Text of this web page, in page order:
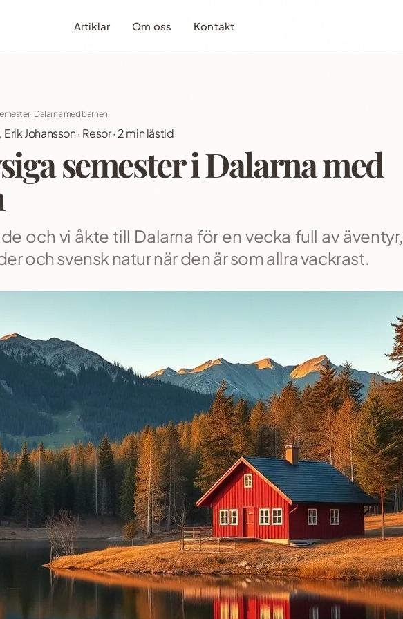
Artiklar Om oss Kontakt
i Dalarna med barnen
Erik Johansson· Resor· 2min lästid
semester i Dalarna med
och vi åkte till Dalarna för en vecka full av äventyr,
och svensk natur när den är som allra vackrast.